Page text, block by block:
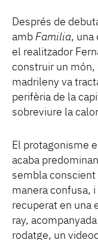
Després de
amb Familia, una
el realitzador
construir un
madrileny va
perifèria de la
sobreviure la
El protagonisme
acaba
sembla conscient
manera confusa,
recuperat en una
ray,
rodatge, un